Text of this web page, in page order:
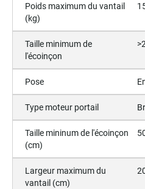
Poids maximum du vantail
(kg)
Taille minimum de
l'écoinçon
Pose
Type moteur portail
Taille mininum de l'écoinçon
(cm)
Largeur maximum du
vantail (cm)